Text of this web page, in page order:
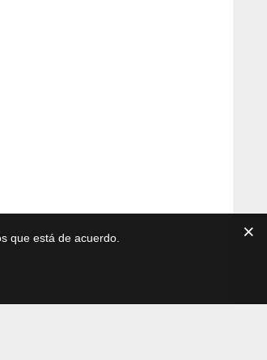
que está de acuerdo.